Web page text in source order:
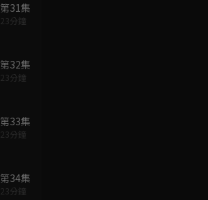
第31集
23分鐘
第32集
23分鐘
第33集
23分鐘
第34集
23分鐘